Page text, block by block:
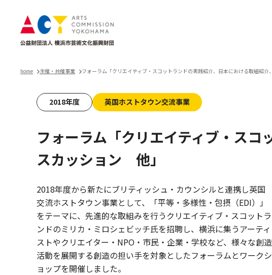
home 主催・共催事業 フォーラム「クリエイティブ・スコットランドの実践紹介、日本における取組紹
2018年度 英国ホストタウン交流事業
フォーラム「クリエイティブ・スコ
スカッション 他」
2018年度から新たにブリティッシュ・カウンシルと連携し英国
交流ホストタウン事業として、「平等・多様性・包摂（EDI）」
をテーマに、先進的な取組みを行うクリエイティブ・スコットラ
ンドのミリカ・ミロシェビッチ氏を招聘し、横浜に集うアーティ
ストやクリエイター・NPO・市民・企業・学校など、様々な創造
活動を展開する創造の担い手を対象としたフォーラムとワークシ
ョップを開催しました。